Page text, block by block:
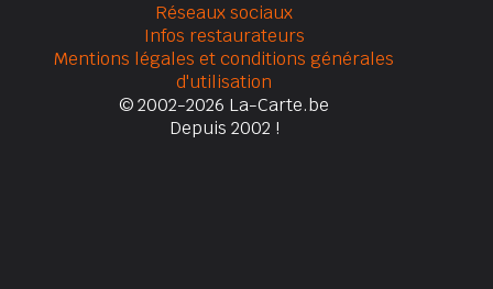
Réseaux sociaux
Infos restaurateurs
Mentions légales et conditions générales
d'utilisation
© 2002-2026 La-Carte.be
Depuis 2002 !